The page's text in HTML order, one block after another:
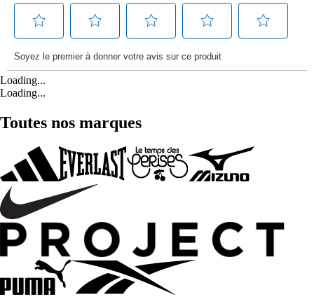
Loading...
Loading...
Toutes nos marques